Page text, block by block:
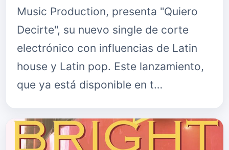
Music Production, presenta "Quiero
Decirte", su nuevo single de corte
electrónico con influencias de Latin
house y Latin pop. Este lanzamiento,
que ya está disponible en t…